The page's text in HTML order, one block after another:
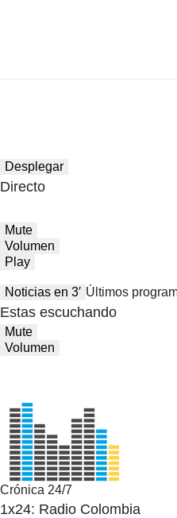
Desplegar
Directo
Mute
Volumen
Play
Noticias en 3′ Últimos
Estas escuchando
Mute
Volumen
Crónica 24/7
1x24: Radio Colombia